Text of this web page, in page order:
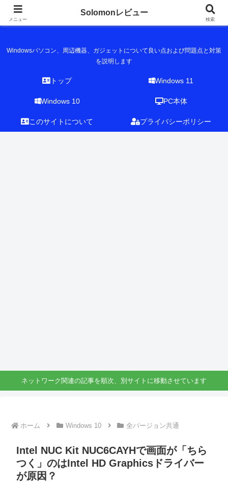
Solomonレビュー
Windowsパソコン、周辺機器、ガジェットについて良い点および問題点と対策
を説明します
トップ Windows 11
Windows 10 PC本体
このサイトについて プライバシーポリシー
ネットワーク関連の記事を順次、別サイトに移動させています
ホーム Windows 10 全バージョン共通
Intel NUC Kit NUC6CAYHで画面が「ちら
つく」のはIntel HD Graphicsドライバー
が原因？
メニュー
Solomonレビュー
検索